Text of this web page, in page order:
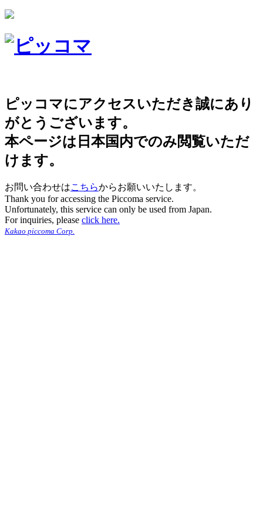
ピッコマにアクセスいただき誠にあり
がとうございます。
本ページは日本国内でのみ閲覧いただ
けます。
お問い合わせはこちらからお願いいたします。
Thank you for accessing the Piccoma service.
Unfortunately, this service can only be used from Japan.
For inquiries, please click here.
Kakao piccoma Corp.